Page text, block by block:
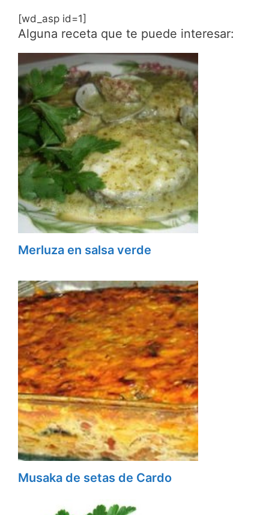
[wd_asp id=1]
Alguna receta que te puede interesar:
Merluza en salsa verde
Musaka de setas de Cardo